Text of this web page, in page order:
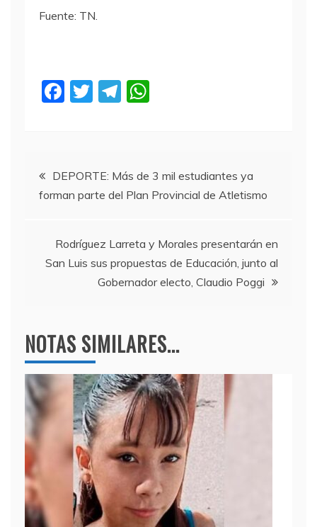
Fuente: TN.
F
b
o
k
T
T
a
m
A
p
Navegación
de
entradas
DEPORTE: Más de 3 mil estudiantes ya
forman parte del Plan Provincial de Atletismo
Rodríguez Larreta y Morales presentarán en
San Luis sus propuestas de Educación, junto al
Gobernador electo, Claudio Poggi
NOTAS SIMILARES...